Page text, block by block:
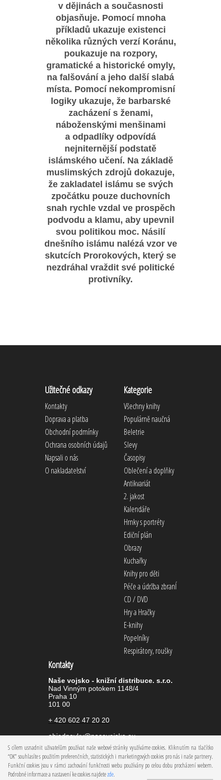
S cílem usnadnit uživatelům používat naše webové stránky využíváme cookies. Kliknutím na tlačítko
“OK” souhlasíte s použitím preferenčních, statistických i marketingových cookies pro nás i naše partnery.
Funkční cookies jsou v rámci zachování funkčnosti webu používány po celou dobu procházení webem.
Podrobné informace a nastavení ke cookies najdetezde.
v dějinách a současnosti
objasňuje. Pomocí mnoha
příkladů ukazuje existenci
několika různých verzí Koránu,
poukazuje na rozpory,
gramatické a historické omyly,
na falšování a jeho další slabá
místa. Pomocí nekompromisní
logiky ukazuje, že barbarské
zacházení s ženami,
náboženskými menšinami
a odpadlíky odpovídá
nejniternější podstatě
islámského učení. Na základě
muslimských zdrojů dokazuje,
že zakladatel islámu se svých
zpočátku pouze duchovních
snah rychle vzdal ve prospěch
podvodu a klamu, aby upevnil
svou politikou moc. Násilí
dnešního islámu nalézá vzor ve
skutcích Prorokových, který se
nezdráhal vraždit své politické
protivníky.
Užitečné odkazy
Kontakty
Doprava a platba
Obchodní podmínky
Ochrana osobních údajů
Napsali o nás
O nakladatelství
Kategorie
Všechny knihy
Populárně naučná
Beletrie
Slevy
Časopisy
Oblečení a doplňky
Antikvariát
2. jakost
Kalendáře
Hrnky s portréty
Ediční plán
Obrazy
Kuchařky
Knihy pro děti
Péče a údržba zbranÍ
CD / DVD
Hry a Hračky
E-knihy
Popelníky
Respirátory, roušky
Kontakty
Naše vojsko - knižní distribuce. s.r.o.
Nad Vinným potokem 1148/4
Praha 10
101 00
+ 420 602 47 20 20
objednavky@nasevojsko.eu